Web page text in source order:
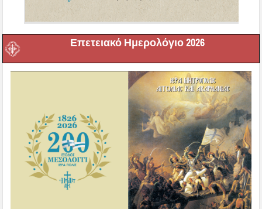
Επετειακό Ημερολόγιο 2026